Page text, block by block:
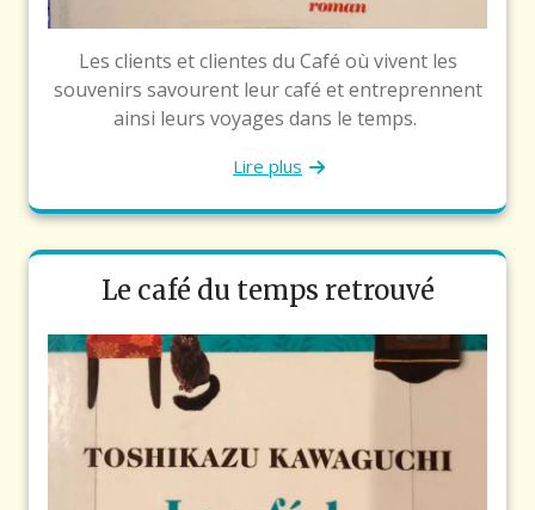
Les clients et clientes du Café où vivent les
souvenirs savourent leur café et entreprennent
ainsi leurs voyages dans le temps.
Lire plus
Le café du temps retrouvé